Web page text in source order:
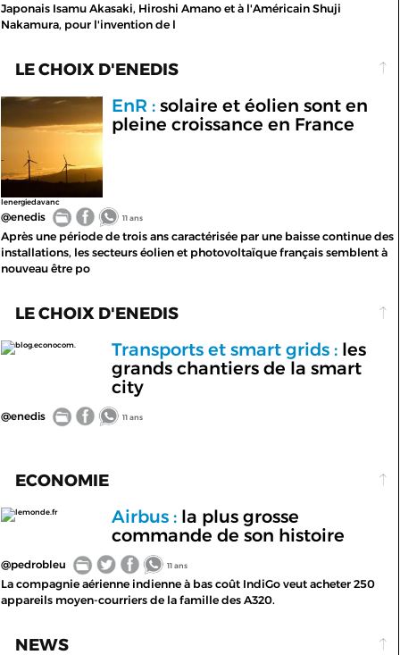
Japonais Isamu Akasaki, Hiroshi Amano et à l'Américain Shuji
Nakamura, pour l'invention de l
LE CHOIX D'ENEDIS
lenergiedavanc
EnR :solaire et éolien sont en
pleine croissance en France
@enedis 11 ans
Après une période de trois ans caractérisée par une baisse continue des
installations, les secteurs éolien et photovoltaïque français semblent à
nouveau être po
LE CHOIX D'ENEDIS
blog.econocom. Transports et smart grids :les
grands chantiers de la smart
city
@enedis 11 ans
ECONOMIE
lemonde.fr Airbus :la plus grosse
commande de son histoire
@pedrobleu 11 ans
La compagnie aérienne indienne à bas coût IndiGo veut acheter 250
appareils moyen-courriers de la famille des A320.
NEWS